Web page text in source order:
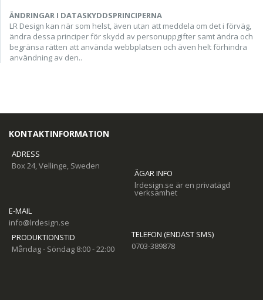
ÄNDRINGAR I DATASKYDDSPRINCIPERNA
LR Design kan när som helst, även utan att meddela om det i förväg,
ändra dessa principer för skydd av personuppgifter samt ändra och
begränsa rätten att använda webbplatsen och även helt förhindra
användning av den..
KONTAKTINFORMATION
ADRESS
Box 24, Vellinge, Sweden
ÄGAR INFO
lrdesign.se är en privatägd
verksamhet
E-MAIL
info@lrdesign.se
TELEFON (ENDAST SMS)
0703-389878
PRODUKTIONSTID
Måndag - Söndag 8:00 - 22:00